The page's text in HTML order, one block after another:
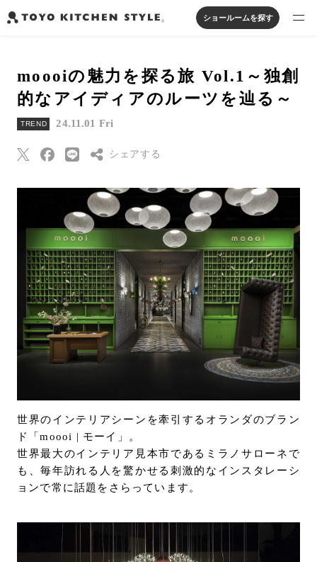
オープンキッチン アイランドキッチン
ペニンシュラキッチン 壁付けキッチン 対面キッチン
セパレートキッチン
システムキッチン
家具・照明・タイル
バス・洗面
実例から探す
オンラインストア
お知らせ
カタログを見る
よくあるご質問
お問い合わせ
サポート
ショールームを探す
moooiの魅力を探る旅 Vol.1～独創
的なアイディアのルーツを辿る～
TREND 24.11.01 Fri
シェアする
Threads
Pinterest
はてなブックマー
ク
Eメールで送信
URLをコピー
世界のインテリアシーンを牽引するオランダのブラン
ド「moooi | モーイ」。
世界最大のインテリア見本市であるミラノサローネで
も、毎年訪れる人を驚かせる刺激的なインスタレーシ
ョンで常に話題をさらっています。